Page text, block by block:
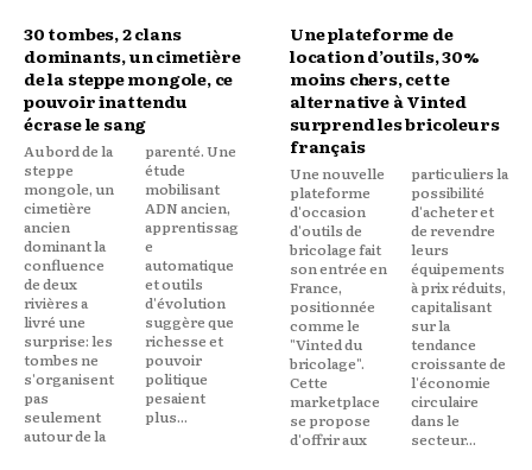
30 tombes, 2 clans
dominants, un cimetière
de la steppe mongole, ce
pouvoir inattendu
écrase le sang
Au bord de la
steppe
mongole, un
cimetière
ancien
dominant la
confluence
de deux
rivières a
livré une
surprise: les
tombes ne
s'organisent
pas
seulement
autour de la
parenté. Une
étude
mobilisant
ADN ancien,
apprentissag
e
automatique
et outils
d'évolution
suggère que
richesse et
pouvoir
politique
pesaient
plus...
Une plateforme de
location d’outils, 30%
moins chers, cette
alternative à Vinted
surprend les bricoleurs
français
Une nouvelle
plateforme
d'occasion
d'outils de
bricolage fait
son entrée en
France,
positionnée
comme le
"Vinted du
bricolage".
Cette
marketplace
se propose
d'offrir aux
particuliers la
possibilité
d'acheter et
de revendre
leurs
équipements
à prix réduits,
capitalisant
sur la
tendance
croissante de
l'économie
circulaire
dans le
secteur...